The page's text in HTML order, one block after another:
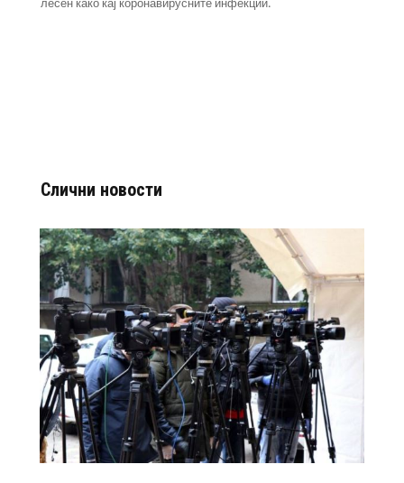
лесен како кај коронавирусните инфекции.
Слични новости